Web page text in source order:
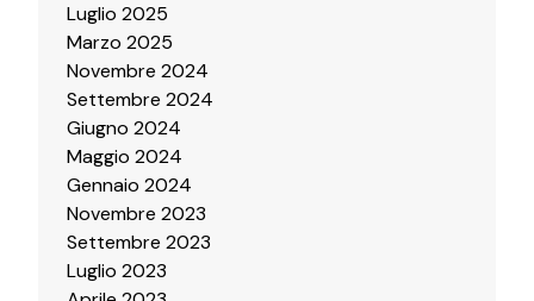
Luglio 2025
Marzo 2025
Novembre 2024
Settembre 2024
Giugno 2024
Maggio 2024
Gennaio 2024
Novembre 2023
Settembre 2023
Luglio 2023